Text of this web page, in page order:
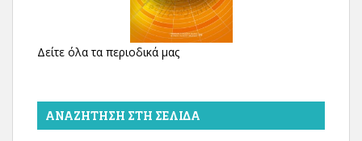
Δείτε όλα τα περιοδικά μας
ΑΝΑΖΉΤΗΣΗ ΣΤΗ ΣΕΛΊΔΑ